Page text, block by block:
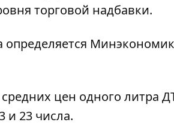
торговой надбавки.
определяется
цен одного литра
и 23 числа.